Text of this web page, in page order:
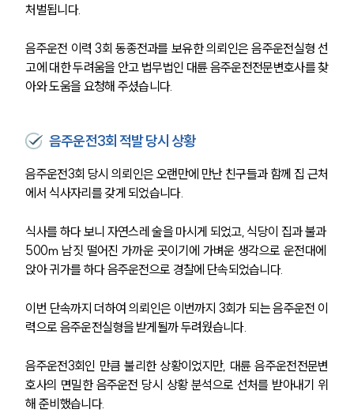
처벌됩니다.
음주운전 이력 3회 동종전과를 보유한 의뢰인은 음주운전실형 선
고에 대한 두려움을 안고 법무법인 대륜 음주운전전문변호사를 찾
아와 도움을 요청해 주셨습니다.
음주운전3회 적발 당시 상황
음주운전3회 당시 의뢰인은 오랜만에 만난 친구들과 함께 집 근처
에서 식사자리를 갖게 되었습니다.
식사를 하다 보니 자연스레 술을 마시게 되었고, 식당이 집과 불과
500m 남짓 떨어진 가까운 곳이기에 가벼운 생각으로 운전대에
앉아 귀가를 하다 음주운전으로 경찰에 단속되었습니다.
이번 단속까지 더하여 의뢰인은 이번까지 3회가 되는 음주운전 이
력으로 음주운전실형을 받게될까 두려웠습니다.
음주운전3회인 만큼 불리한 상황이었지만, 대륜 음주운전전문변
호사의 면밀한 음주운전 당시 상황 분석으로 선처를 받아내기 위
해 준비했습니다.